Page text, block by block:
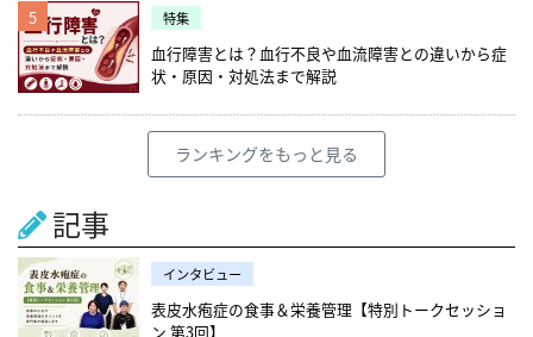
5 特集
血行障害とは？血行不良や血流障害との違いから症
状・原因・対処法まで解説
ランキングをもっと見る
記事
インタビュー
表皮水疱症の食事＆栄養管理【特別トークセッショ
ン 第3回】